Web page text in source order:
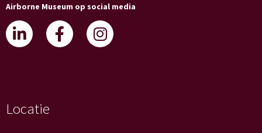
Airborne Museum op social media
Locatie